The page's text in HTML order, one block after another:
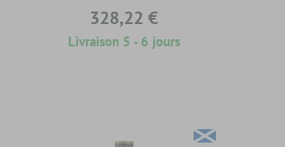
328,22 €
Livraison 5 - 6 jours